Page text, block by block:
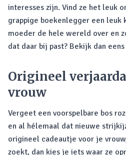
interesses zijn. Vind ze het leuk
grappige boekenlegger een leuk
moeder de hele wereld over en
dat daar bij past? Bekijk dan
Origineel
vrouw
Vergeet een voorspelbare bos
en al hélemaal dat nieuwe
origineel cadeautje voor je
zoekt, dan kies je iets waar ze